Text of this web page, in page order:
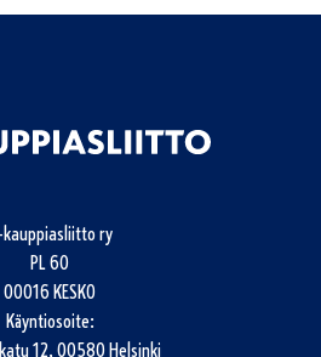
ry
PL 60
00016 KESKO
Käyntiosoite:
12, 00580 Helsinki